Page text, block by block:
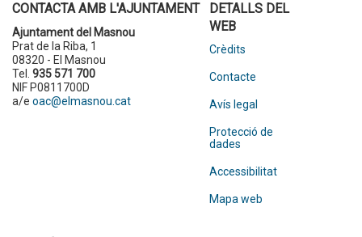
CONTACTA AMB L'AJUNTAMENT
Ajuntament del Masnou
Prat de la Riba, 1
08320 - El Masnou
Tel. 935 571 700
NIF P0811700D
a/e oac@elmasnou.cat
DETALLS DEL
WEB
Crèdits
Contacte
Avís legal
Protecció de
dades
Accessibilitat
Mapa web